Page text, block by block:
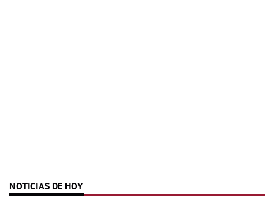
NOTICIAS DE HOY